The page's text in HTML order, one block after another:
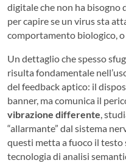
digitale che non ha bisogno
per capire se un virus sta
comportamento biologico,
Un dettaglio che spesso
risulta fondamentale
del feedback aptico: il
banner, ma comunica il
vibrazione differente,
“allarmante” dal sistema
questi metta a fuoco il testo
tecnologia di analisi